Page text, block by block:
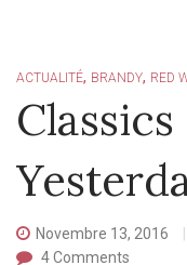
ACTUALITÉ, BRANDY, RED
Novembre 13, 2016
4Comments